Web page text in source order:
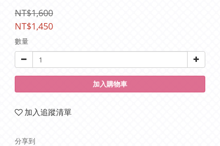
NT$1,600
NT$1,450
數量
加入購物車
加入追蹤清單
分享到